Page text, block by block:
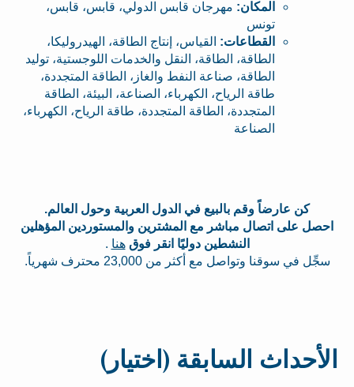
المكان: مهرجان قابس الدولي، قابس، قابس،
تونس
القطاعات: القياس، إنتاج الطاقة، الهيدروليكا،
الطاقة، الطاقة، النقل والخدمات اللوجستية، توليد
الطاقة، صناعة النفط والغاز، الطاقة المتجددة،
طاقة الرياح، الكهرباء، الصناعة، البيئة، الطاقة
المتجددة، الطاقة المتجددة، طاقة الرياح، الكهرباء،
الصناعة
كن عارضاً وقم بالبيع في الدول العربية وحول العالم.
احصل على اتصال مباشر مع المشترين والمستوردين المؤهلين
النشطين دوليًا انقر فوق هنا .
سجِّل في سوقنا وتواصل مع أكثر من 23,000 محترف شهرياً.
الأحداث السابقة (اختيار)